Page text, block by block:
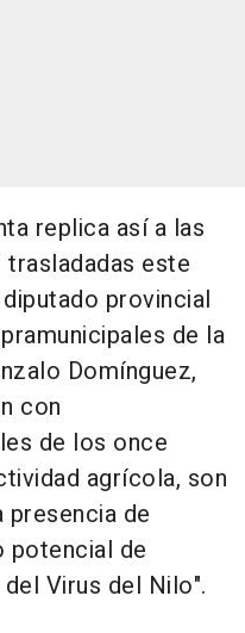
replica así a las
este
provincial
de la
Domínguez,
con
de los once
agrícola, son
de
potencial de
Virus del Nilo".